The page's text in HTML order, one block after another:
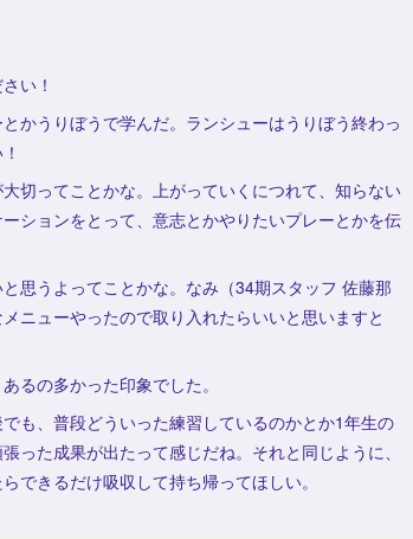
い！
かうりぼうで学んだ。ランシューはうりぼう終わっ
切ってことかな。上がっていくにつれて、知らない
ションをとって、意志とかやりたいプレーとかを伝
思うよってことかな。なみ（34期スタッフ 佐藤那
ニューやったので取り入れたらいいと思いますと
るの多かった印象でした。
も、普段どういった練習しているのかとか1年生の
った成果が出たって感じだね。それと同じように、
できるだけ吸収して持ち帰ってほしい。